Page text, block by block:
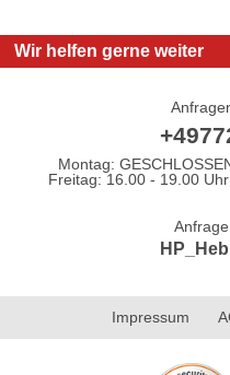
Wir helfen gerne weiter
Montag:
Freitag: 16.00 - 19.00
Impressum